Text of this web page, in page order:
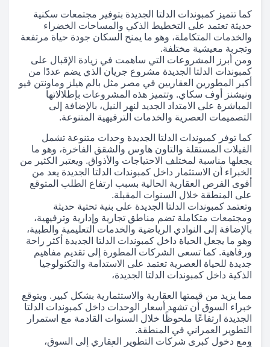
كما تتميز كمبوندات الدلتا الجديدة بتوفير مجتمعات سكنية
حديثة تعتمد على التخطيط الذكي والمساحات الخضراء
والخدمات المتكاملة، وهو ما يمنح السكان جودة حياة مرتفعة
وتجربة معيشية مختلفة.
ومن أبرز المشروعات التي ساهمت في زيادة الإقبال على
كمبوندات الدلتا الجديدة مشروع جريان الذي يضم عددًا من
أكبر المطورين العقاريين في مصر مثل بالم هيلز وماونتن فيو
ونيشنز أوف سكاي. وتتميز هذه المشروعات بإطلالاتها
المباشرة على الامتداد الجديد لنهر النيل، بالإضافة إلى
التصميمات العصرية والخدمات الترفيهية المتنوعة.
كما توفر كمبوندات الدلتا الجديدة وحدات متنوعة تشمل
الفيلات المستقلة والتاون هاوس والشقق الفاخرة، وهو ما
يجعلها مناسبة لمختلف الاحتياجات والأذواق. ويعتبر الكثير من
الخبراء أن الاستثمار داخل كمبوندات الدلتا الجديدة يعد من
أقوى الفرص العقارية الحالية بسبب ارتفاع الطلب المتوقع
على المنطقة خلال السنوات المقبلة.
وتعتمد كمبوندات الدلتا الجديدة على بنية تحتية حديثة
ومجتمعات متكاملة تضم مناطق تجارية وإدارية وترفيهية،
بالإضافة إلى النوادي الرياضية والخدمات التعليمية والطبية،
وهو ما يجعل الحياة داخل كمبوندات الدلتا الجديدة أكثر راحة
ورفاهية. كما تسعى الشركات المطورة إلى تقديم مفاهيم
جديدة للحياة العصرية تعتمد على الاستدامة والتكنولوجيا
الذكية داخل كمبوندات الدلتا الجديدة،
مما يزيد من قيمتها العقارية والاستثمارية بشكل كبير. ويتوقع
خبراء السوق أن تشهد أسعار الوحدات داخل كمبوندات الدلتا
الجديدة ارتفاعًا ملحوظًا خلال السنوات القادمة مع استمرار
التطوير العمراني في المنطقة.
ومع دخول كبرى شركات التطوير العقاري إلى السوق،